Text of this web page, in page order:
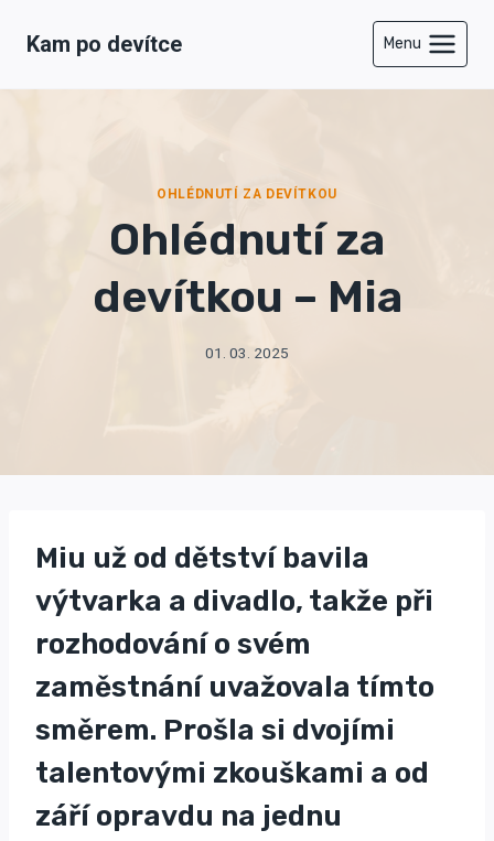
Kam po devítce Menu
OHLÉDNUTÍ ZA DEVÍTKOU
Ohlédnutí za
devítkou – Mia
01. 03. 2025
Miu už od dětství bavila
výtvarka a divadlo, takže při
rozhodování o svém
zaměstnání uvažovala tímto
směrem. Prošla si dvojími
talentovými zkouškami a od
září opravdu na jednu